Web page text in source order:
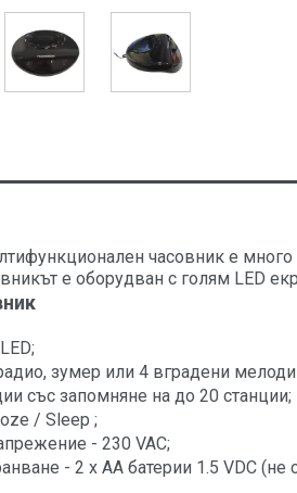
часовник е
е оборудван с голям LED
зумер или 4 вградени
със запомняне на до 20 станции;
/ Sleep ;
- 230 VAC;
- 2 x AA батерии 1.5 VDC